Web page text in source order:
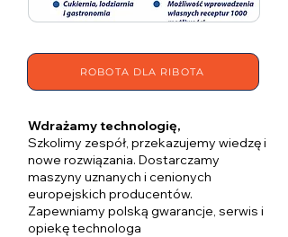
ROBOTA DLA RIBOTA
Wdrażamy technologię,
Szkolimy zespół, przekazujemy wiedzę i
nowe rozwiązania. Dostarczamy
maszyny uznanych i cenionych
europejskich producentów.
Zapewniamy polską gwarancje, serwis i
opiekę technologa